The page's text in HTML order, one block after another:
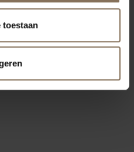
toestaan